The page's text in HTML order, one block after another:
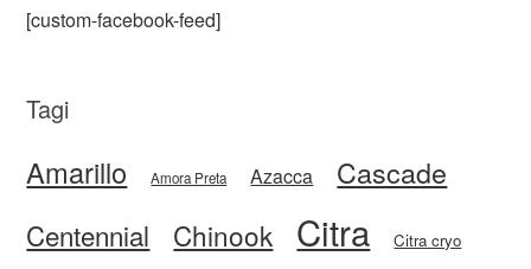
[custom-facebook-feed]
Tagi
Amarillo Amora Preta Azacca Cascade
Centennial Chinook Citra Citra cryo